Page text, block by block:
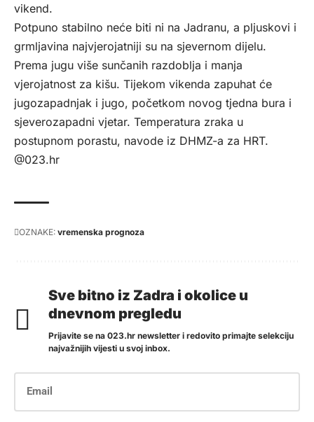
vikend.
Potpuno stabilno neće biti ni na Jadranu, a pljuskovi i
grmljavina najvjerojatniji su na sjevernom dijelu.
Prema jugu više sunčanih razdoblja i manja
vjerojatnost za kišu. Tijekom vikenda zapuhat će
jugozapadnjak i jugo, početkom novog tjedna bura i
sjeverozapadni vjetar. Temperatura zraka u
postupnom porastu, navode iz DHMZ-a za HRT.
@023.hr
OZNAKE: vremenska prognoza
Sve bitno iz Zadra i okolice u
dnevnom pregledu
Prijavite se na 023.hr newsletter i redovito primajte selekciju
najvažnijih vijesti u svoj inbox.